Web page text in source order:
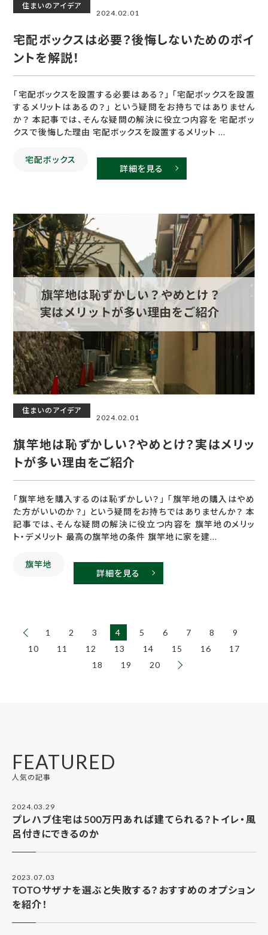
住まいのアイデア
2024.02.01
宅配ボックスは必要？後悔しないためのポイ
ントを解説！
「宅配ボックスを設置する必要はある？」 「宅配ボックスを設置
するメリットはあるの？」 という疑問をお持ちではありません
か？ 本記事では、そんな疑問の解決に役立つ内容を 宅配ボッ
クスで後悔した理由 宅配ボックスを設置するメリット ...
宅配ボックス
詳細を見る
住まいのアイデア
2024.02.01
旗竿地は恥ずかしい？やめとけ？実はメリッ
トが多い理由をご紹介
「旗竿地を購入するのは恥ずかしい？」 「旗竿地の購入はやめ
た方がいいのか？」 という疑問をお持ちではありませんか？ 本
記事では、そんな疑問の解決に役立つ内容を 旗竿地のメリッ
ト・デメリット 最高の旗竿地の条件 旗竿地に家を建...
旗竿地
詳細を見る
1 2 3 4 5 6 7 8
9
10
11 12 13 14 15 16
17
18
19 20
FEATURED
人気の記事
2024.03.29
プレハブ住宅は500万円あれば建てられる？トイレ・風
呂付きにできるのか
2023.07.03
TOTOサザナを選ぶと失敗する？おすすめのオプション
を紹介！